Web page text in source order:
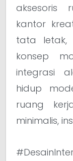
aksesoris
kantor
tata letak,
konsep
integrasi
hidup
ruang
minimalis,